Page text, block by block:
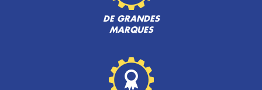
DE GRANDES
MARQUES